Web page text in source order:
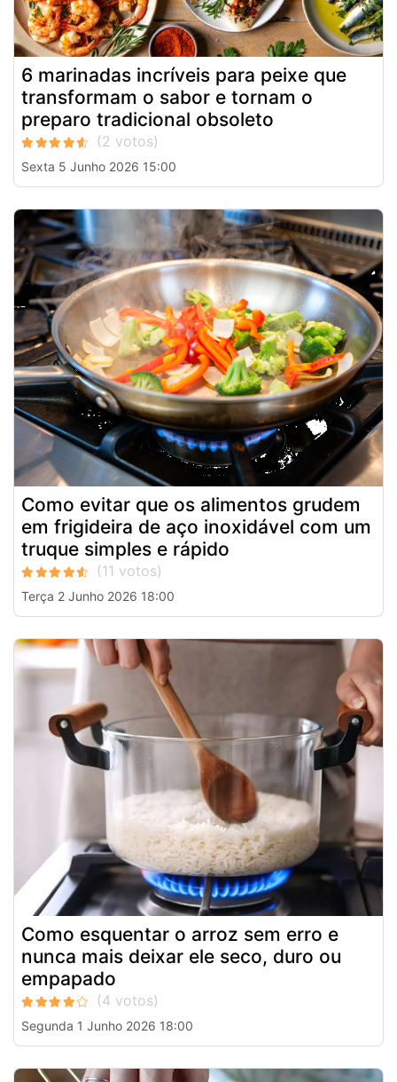
6 marinadas incríveis para peixe que
transformam o sabor e tornam o
preparo tradicional obsoleto
Sexta 5 Junho 2026 15:00
Como evitar que os alimentos grudem
em frigideira de aço inoxidável com um
truque simples e rápido
Terça 2 Junho 2026 18:00
Como esquentar o arroz sem erro e
nunca mais deixar ele seco, duro ou
empapado
Segunda 1 Junho 2026 18:00